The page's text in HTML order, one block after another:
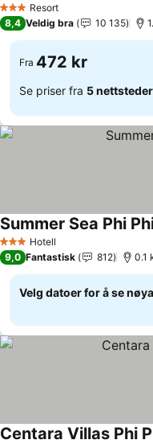
3 StjernerResort
8,4 Veldig bra 10 135
Fra 472 kr
Se priser fra 5 nettsteder
3 StjernerHotell
Summer Sea Phi
9,0 Fantastisk 812 0.1
Velg datoer for å se
Centara Villas Phi